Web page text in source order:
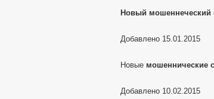
Новый мошеннеческий
Добавлено 15.01.2015
Новые мошеннические
Добавлено 10.02.2015